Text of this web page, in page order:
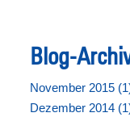
Blog-
November 2015 (1
Dezember 2014 (1